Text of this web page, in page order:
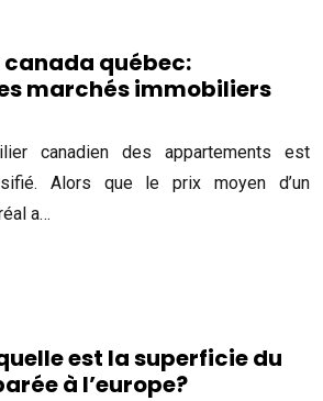
québec:
marchés immobiliers
canadien des appartements est
Alors que le prix moyen d’un
a…
est la superficie du
à l’europe?